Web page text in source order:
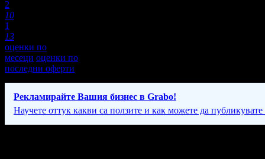
2
10
1
13
оценки по
месеци оценки по
последни оферти
Рекламирайте Вашия бизнес в Grabo!
Научете оттук какви са ползите и как можете да публикувате